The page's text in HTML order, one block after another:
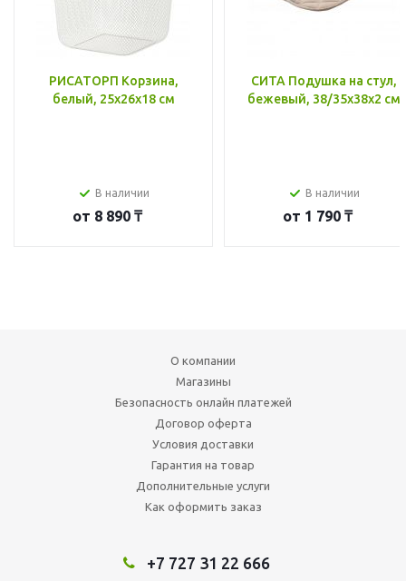
РИСАТОРП Корзина,
белый, 25x26x18 см
В наличии
от 8 890 ₸
СИТА Подушка на стул,
бежевый, 38/35x38x2 см
В наличии
от 1 790 ₸
О компании
Магазины
Безопасность онлайн платежей
Договор оферта
Условия доставки
Гарантия на товар
Дополнительные услуги
Как оформить заказ
+7 727 31 22 666